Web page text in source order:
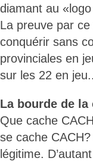
diamant au
La preuve par
conquérir sans
provinciales en
sur les 22 en
La bourde de la
Que cache
se cache
légitime.